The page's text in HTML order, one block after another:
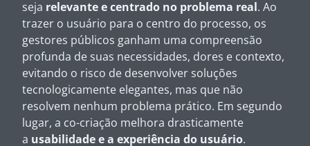
seja relevante e centrado no problema real. Ao
trazer o usuário para o centro do processo, os
gestores públicos ganham uma compreensão
profunda de suas necessidades, dores e contexto,
evitando o risco de desenvolver soluções
tecnologicamente elegantes, mas que não
resolvem nenhum problema prático. Em segundo
lugar, a co-criação melhora drasticamente
a usabilidade e a experiência do usuário.